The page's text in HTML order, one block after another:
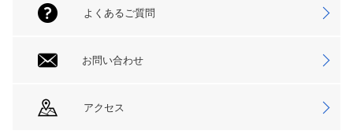
よくあるご質問
お問い合わせ
アクセス